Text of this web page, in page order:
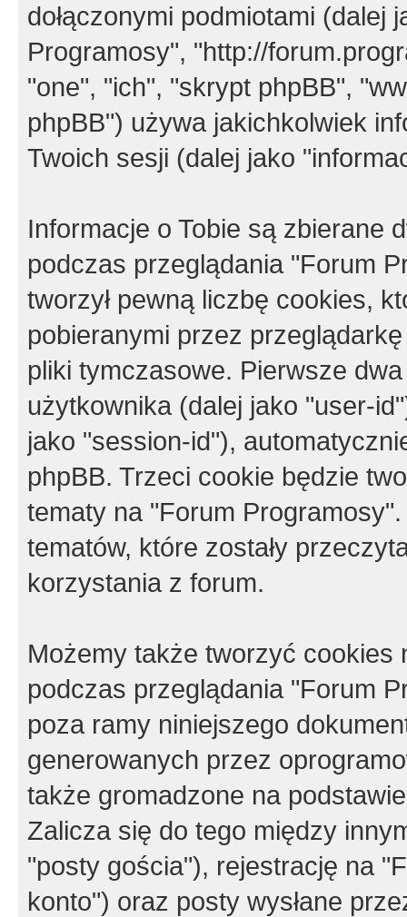
dołączonymi podmiotami (dalej
Programosy", "http://
"one", "ich", "skrypt phpBB",
phpBB") używa jakichkolwiek
Twoich sesji (dalej jako
Informacje o Tobie są zbierane
podczas przeglądania "Forum
tworzył pewną liczbę cookies,
pobieranymi przez
pliki tymczasowe. Pierwsze
użytkownika (dalej jako "user-
jako "session-id"),
phpBB. Trzeci cookie będzie
tematy na "Forum
tematów, które zostały
korzystania z forum.
Możemy także tworzyć cookies
podczas przeglądania "Forum
poza ramy niniejszego
generowanych przez
także gromadzone na
Zalicza się do tego między
"posty gościa"), rejestrację na
konto") oraz posty wysłane